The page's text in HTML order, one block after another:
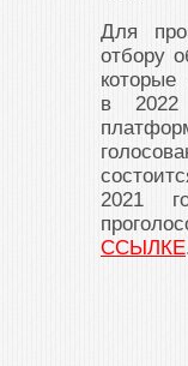
Для
отбору
которые
в 2022
2021
ССЫЛКЕ